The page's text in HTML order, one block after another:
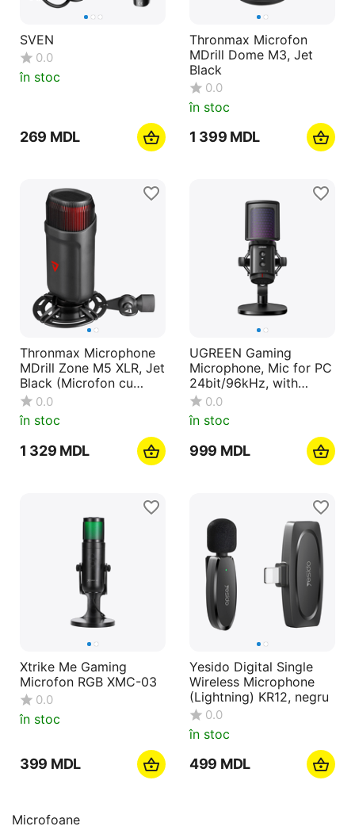
Microfoane
SVEN
0.0
în stoc
‍269‍ MDL
Thronmax Microfon
MDrill Dome M3, Jet
Black
0.0
în stoc
1 399 MDL
Thronmax Microphone
MDrill Zone M5 XLR, Jet
Black (Microfon cu
diafragmă de înaltă
clasă, condensator de
25 mm)
0.0
în stoc
1 329 MDL
UGREEN Gaming
Microphone, Mic for PC
24bit/96kHz, with
Quick Mute, Pop Filter,
Shock Mount, Volume
Knob, Black
0.0
în stoc
‍999‍ MDL
Xtrike Me Gaming
Microfon RGB XMC-03
0.0
în stoc
‍399‍ MDL
Yesido Digital Single
Wireless Microphone
(Lightning) KR12, negru
0.0
în stoc
‍499‍ MDL